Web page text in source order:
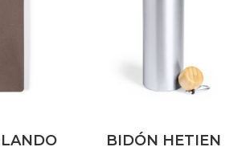
BIDÓN HETIEN